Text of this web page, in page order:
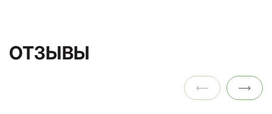
ОТЗЫВЫ